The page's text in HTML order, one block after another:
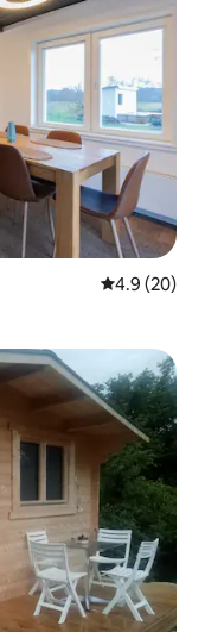
평점 4.9점(5
4.9 (20)